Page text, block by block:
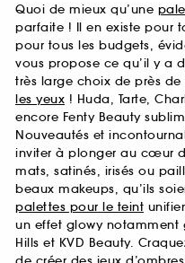
Quoi de mieux qu’une
parfaite ! Il en existe pour
pour tous les budgets,
vous propose ce qu’il y a
très large choix de près de
les yeux ! Huda, Tarte,
encore Fenty Beauty
Nouveautés et
inviter à plonger au cœur
mats, satinés, irisés ou
beaux makeups, qu’ils
palettes pour le teint
un effet glowy notamment
Hills et KVD Beauty.